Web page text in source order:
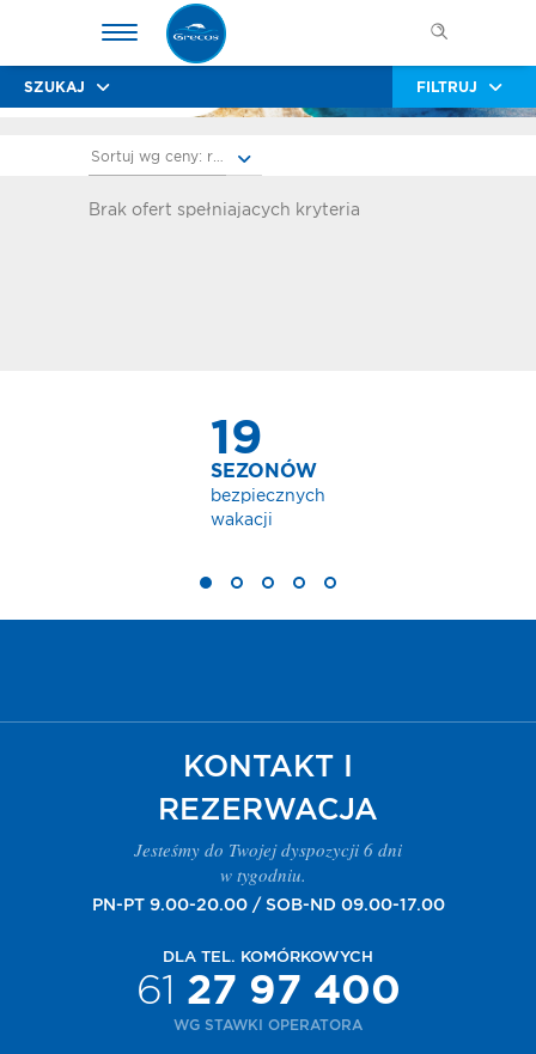
SZUKAJ FILTRUJ
Brak ofert spełniajacych kryteria
Sortuj wg ceny: rosnąco
19
SEZONÓW
bezpiecznych
wakacji
KONTAKT I
REZERWACJA
Jesteśmy do Twojej dyspozycji 6 dni
w tygodniu.
PN-PT 9.00-20.00 / SOB-ND 09.00-17.00
DLA TEL. KOMÓRKOWYCH
61 27 97 400
WG STAWKI OPERATORA